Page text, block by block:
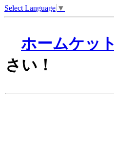
Select Language ▼
ホームケッ
さい！